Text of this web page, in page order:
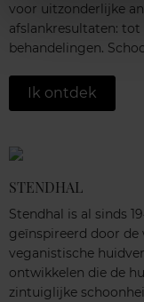
voor uitzonderlijke
afslankresultaten:
behandelingen.
Ik ontdek
STENDHAL
Stendhal is al sinds
geïnspireerd door
veganistische
ontwikkelen die de
zintuiglijke